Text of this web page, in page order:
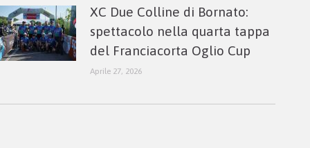
XC Due Colline di Bornato:
spettacolo nella quarta tappa
del Franciacorta Oglio Cup
Aprile 27, 2026